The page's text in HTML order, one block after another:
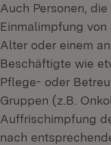
Auch Personen,
Einmalimpfung
Alter oder einem
Beschäftigte wie
Pflege- oder
Gruppen (z.B.
Auffrischimpfung
nach